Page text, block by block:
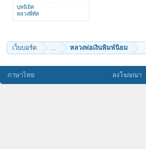
บุพนิมิต
หลวงพี่ทัต
เว็บบอร์ด ... หลวงพ่อเงินพิมพ์นิยม
ภาษาไทย ลงโฆษณา